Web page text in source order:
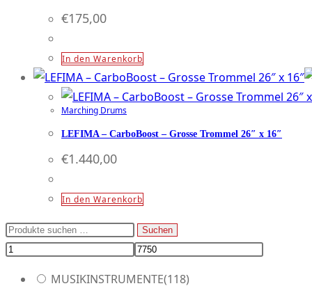
€175,00
In den Warenkorb
Marching Drums
LEFIMA – CarboBoost – Grosse Trommel 26″ x 16″
€1.440,00
In den Warenkorb
Suchen
nach:
Suchen
MUSIKINSTRUMENTE(118)